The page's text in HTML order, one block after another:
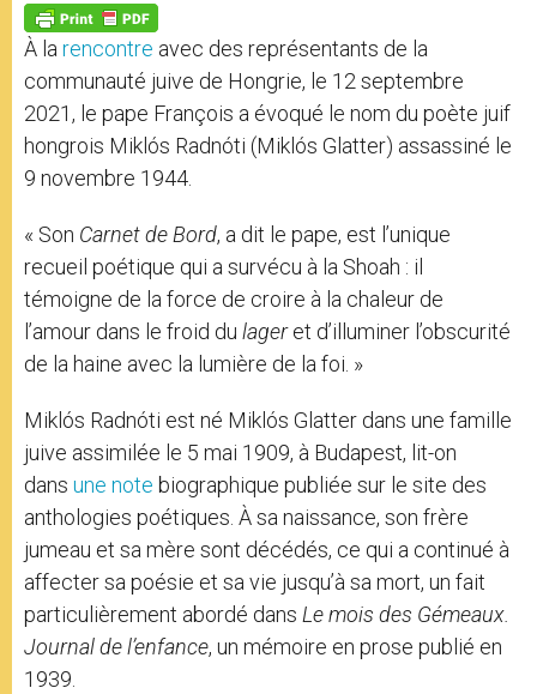
p
p
g
e
r
o
k
À la rencontre avec des représentants de la
communauté juive de Hongrie, le 12 septembre
2021, le pape François a évoqué le nom du poète juif
hongrois Miklós Radnóti (Miklós Glatter) assassiné le
9 novembre 1944.
« Son Carnet de Bord, a dit le pape, est l’unique
recueil poétique qui a survécu à la Shoah : il
témoigne de la force de croire à la chaleur de
l’amour dans le froid du lageret d’illuminer l’obscurité
de la haine avec la lumière de la foi. »
Miklós Radnóti est né Miklós Glatter dans une famille
juive assimilée le 5 mai 1909, à Budapest, lit-on
dans une note biographique publiée sur le site des
anthologies poétiques. À sa naissance, son frère
jumeau et sa mère sont décédés, ce qui a continué à
affecter sa poésie et sa vie jusqu’à sa mort, un fait
particulièrement abordé dans Le mois des Gémeaux.
Journal de l’enfance, un mémoire en prose publié en
1939.